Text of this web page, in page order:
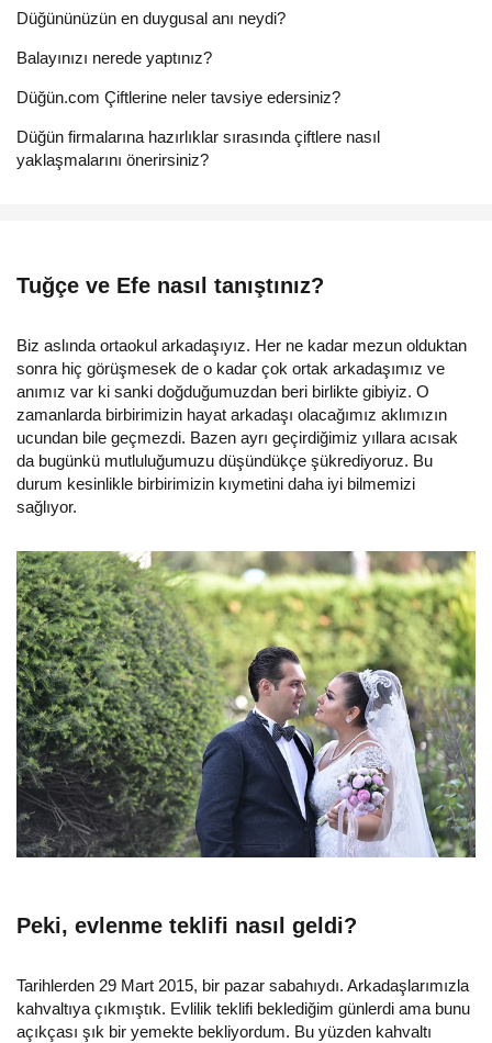
Düğününüzün en duygusal anı neydi?
Balayınızı nerede yaptınız?
Düğün.com Çiftlerine neler tavsiye edersiniz?
Düğün firmalarına hazırlıklar sırasında çiftlere nasıl
yaklaşmalarını önerirsiniz?
Tuğçe ve Efe nasıl tanıştınız?
Biz aslında ortaokul arkadaşıyız. Her ne kadar mezun olduktan
sonra hiç görüşmesek de o kadar çok ortak arkadaşımız ve
anımız var ki sanki doğduğumuzdan beri birlikte gibiyiz. O
zamanlarda birbirimizin hayat arkadaşı olacağımız aklımızın
ucundan bile geçmezdi. Bazen ayrı geçirdiğimiz yıllara acısak
da bugünkü mutluluğumuzu düşündükçe şükrediyoruz. Bu
durum kesinlikle birbirimizin kıymetini daha iyi bilmemizi
sağlıyor.
Peki, evlenme teklifi nasıl geldi?
Tarihlerden 29 Mart 2015, bir pazar sabahıydı. Arkadaşlarımızla
kahvaltıya çıkmıştık. Evlilik teklifi beklediğim günlerdi ama bunu
açıkçası şık bir yemekte bekliyordum. Bu yüzden kahvaltı